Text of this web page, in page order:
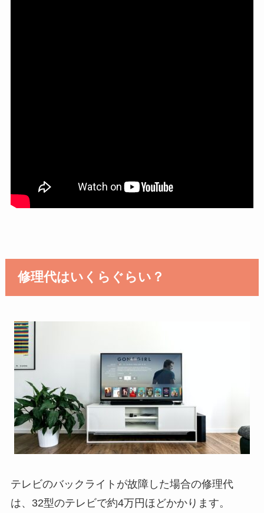
修理代はいくらぐらい？
テレビのバックライトが故障した場合の修理代
は、32型のテレビで約4万円ほどかかります。